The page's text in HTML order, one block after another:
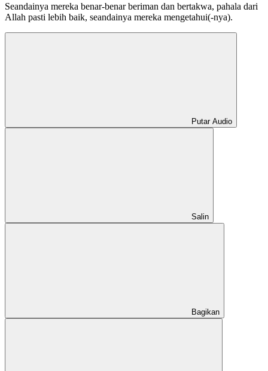
Seandainya mereka benar-benar beriman dan bertakwa, pahala dari
Allah pasti lebih baik, seandainya mereka mengetahui(-nya).
Putar Audio
Salin
Bagikan